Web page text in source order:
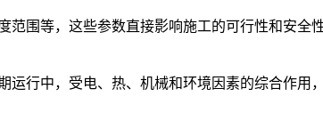
范围等，这些参数直接影响施工的可行性和安
运行中，受电、热、机械和环境因素的综合作